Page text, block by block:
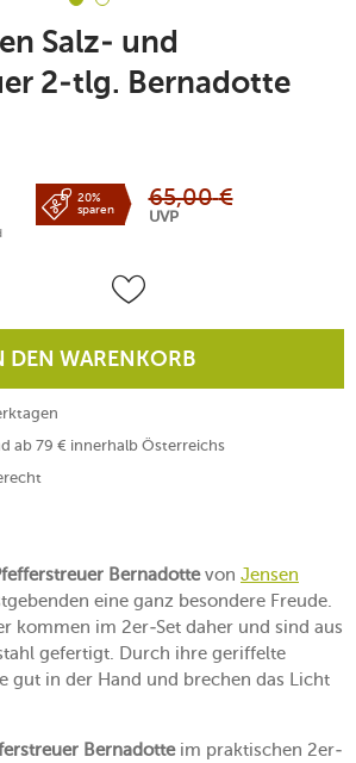
Salz- und
2-tlg. Bernadotte
20%
sparen
65,00 €
UVP
DEN WARENKORB
ab 79 € innerhalb Österreichs
Bernadottevon Jensen
eine ganz besondere Freude.
kommen im 2er-Set daher und sind aus
gefertigt. Durch ihre geriffelte
gut in der Hand und brechen das Licht
Bernadotteim praktischen 2er-